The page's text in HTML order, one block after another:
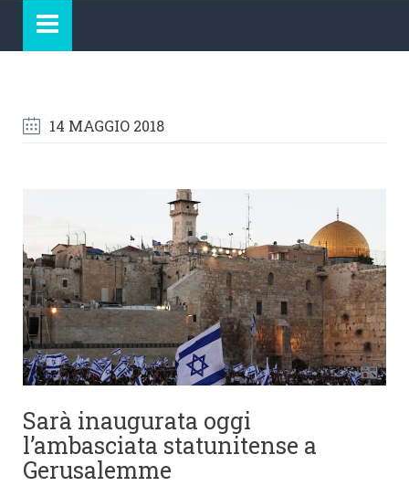
14 MAGGIO 2018
Sarà inaugurata oggi
l’ambasciata statunitense a
Gerusalemme